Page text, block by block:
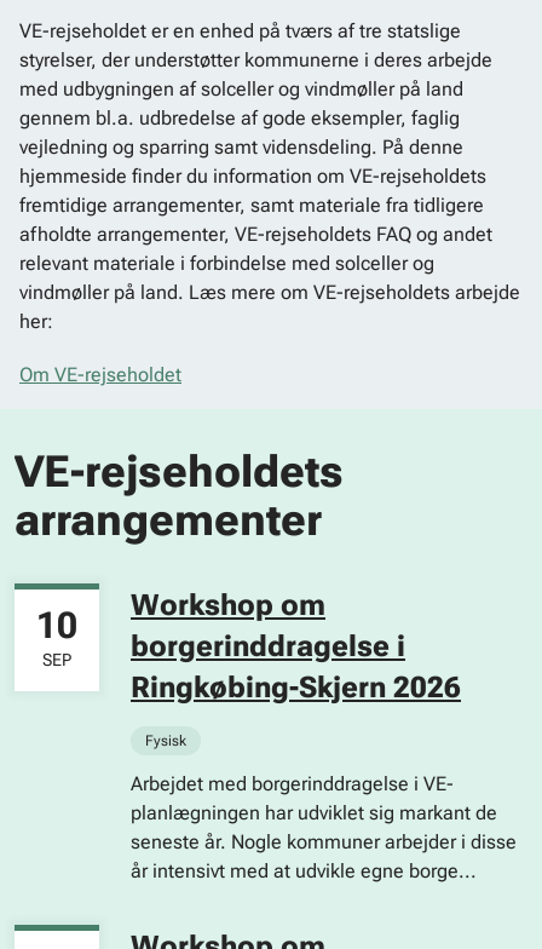
VE-rejseholdet er en enhed på tværs af tre statslige
styrelser, der understøtter kommunerne i deres arbejde
med udbygningen af solceller og vindmøller på land
gennem bl.a. udbredelse af gode eksempler, faglig
vejledning og sparring samt vidensdeling. På denne
hjemmeside finder du information om VE-rejseholdets
fremtidige arrangementer, samt materiale fra tidligere
afholdte arrangementer, VE-rejseholdets FAQ og andet
relevant materiale i forbindelse med solceller og
vindmøller på land. Læs mere om VE-rejseholdets arbejde
her:
Om VE-rejseholdet
VE-rejseholdets
arrangementer
Workshop om
borgerinddragelse i
Ringkøbing-Skjern 2026
10
SEP
Fysisk
Arbejdet med borgerinddragelse i VE-
planlægningen har udviklet sig markant de
seneste år. Nogle kommuner arbejder i disse
år intensivt med at udvikle egne borge...